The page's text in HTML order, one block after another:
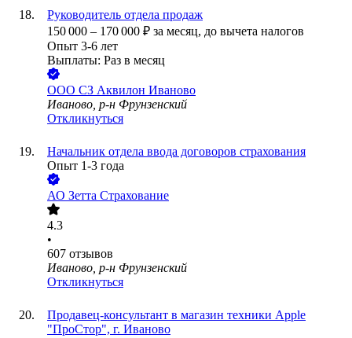
Руководитель отдела продаж
150 000 – 170 000 ₽ за месяц, до вычета налогов
Опыт 3-6 лет
Выплаты: Раз в месяц
ООО СЗ Аквилон Иваново
Иваново, р-н Фрунзенский
Откликнуться
Начальник отдела ввода договоров страхования
Опыт 1-3 года
АО Зетта Страхование
4.3
•
607 отзывов
Иваново, р-н Фрунзенский
Откликнуться
Продавец-консультант в магазин техники Apple
"ПроСтор", г. Иваново